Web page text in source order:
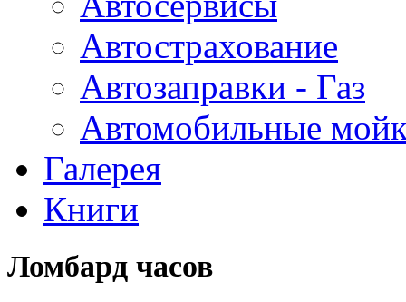
Автострахование
Автозаправки - Газ
Автомобильные
Галерея
Книги
Ломбард часов